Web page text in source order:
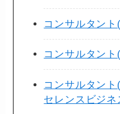
コンサルタント
コンサルタント
コンサルタン
セレンスビジネ